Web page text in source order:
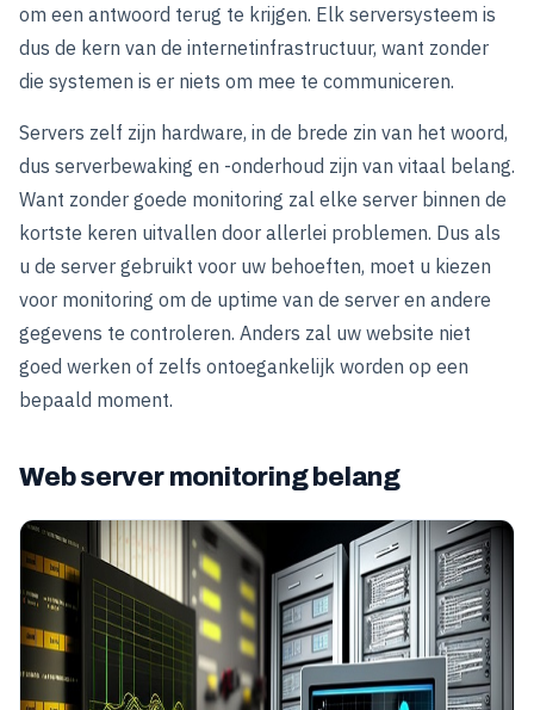
om een antwoord terug te krijgen. Elk serversysteem is
dus de kern van de internetinfrastructuur, want zonder
die systemen is er niets om mee te communiceren.
Servers zelf zijn hardware, in de brede zin van het woord,
dus serverbewaking en -onderhoud zijn van vitaal belang.
Want zonder goede monitoring zal elke server binnen de
kortste keren uitvallen door allerlei problemen. Dus als
u de server gebruikt voor uw behoeften, moet u kiezen
voor monitoring om de uptime van de server en andere
gegevens te controleren. Anders zal uw website niet
goed werken of zelfs ontoegankelijk worden op een
bepaald moment.
Web server monitoring belang